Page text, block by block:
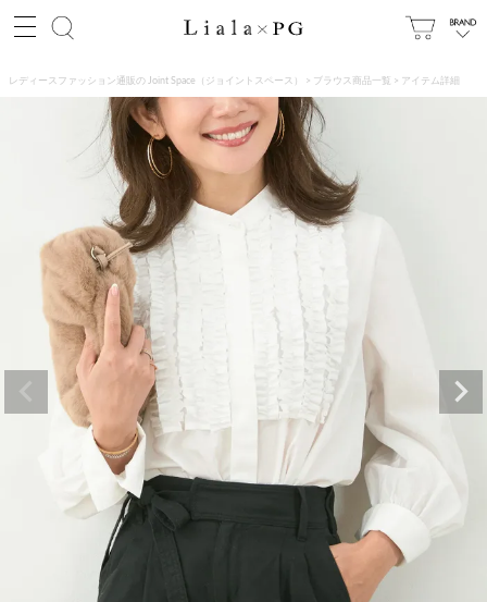
レディースファッション通販の Joint Space（ジョイントスペース） ブラウス商品一覧 アイテム詳細